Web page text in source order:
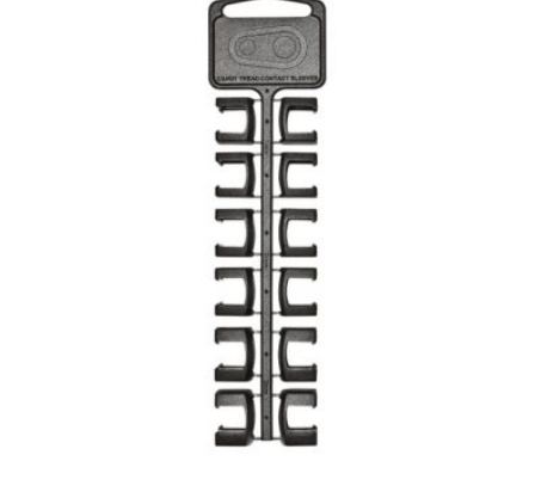
TIENE
MÚLTIPLES
VARIANTES.
LAS
OPCIONES
SE
PUEDEN
ELEGIR
EN
LA
PÁGINA
DE
PRODUCTO